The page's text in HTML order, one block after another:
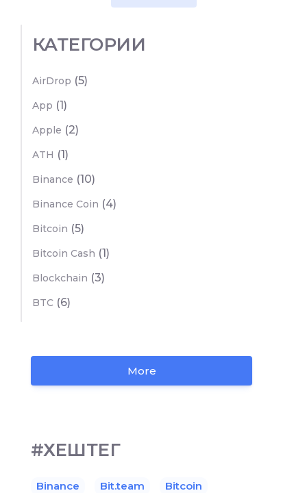
КАТЕГОРИИ
AirDrop (5)
App (1)
Apple (2)
ATH (1)
Binance (10)
Binance Coin (4)
Bitcoin (5)
Bitcoin Cash (1)
Blockchain (3)
BTC (6)
More
#ХЕШТЕГ
Binance Bit.team
Bitcoin